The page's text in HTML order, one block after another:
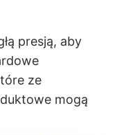
presją, aby
ze
mogą